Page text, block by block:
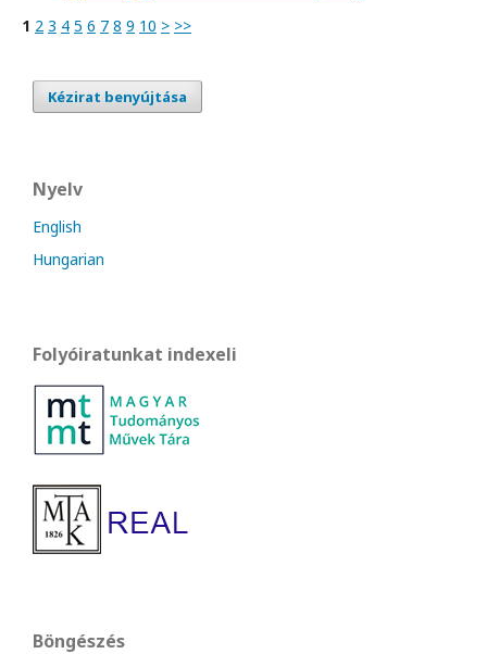
1 2 3 4 5 6 7 8 9 10 > >>
Kézirat benyújtása
Nyelv
English
Hungarian
Folyóiratunkat indexeli
Böngészés